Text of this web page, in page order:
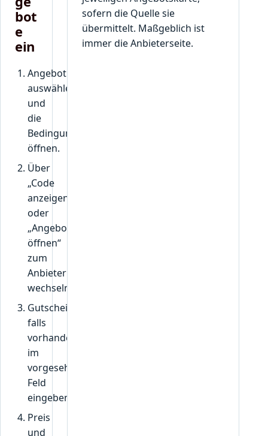
bot
e
ein
Angebot
auswählen
und
die
Bedingungen
öffnen.
Über
„Code
anzeigen“
oder
„Angebot
öffnen“
zum
Anbieter
wechseln.
Gutscheincode,
falls
vorhanden,
im
vorgesehenen
Feld
eingeben.
Preis
und
sofern die Quelle sie
übermittelt. Maßgeblich ist
immer die Anbieterseite.